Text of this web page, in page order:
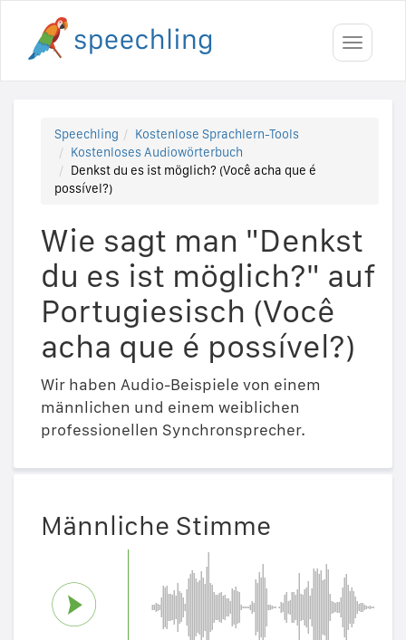
Toggle
Speechling
Kostenlose Sprachlern-Tools
Kostenloses Audiowörterbuch
Denkst du es ist möglich? (Você acha que é
possível?)
Wie sagt man "Denkst
du es ist möglich?" auf
Portugiesisch (Você
acha que é possível?)
Wir haben Audio-Beispiele von einem
männlichen und einem weiblichen
professionellen Synchronsprecher.
Männliche Stimme